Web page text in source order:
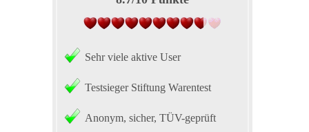
Sehr viele aktive User
Testsieger Stiftung Warentest
Anonym, sicher, TÜV-geprüft